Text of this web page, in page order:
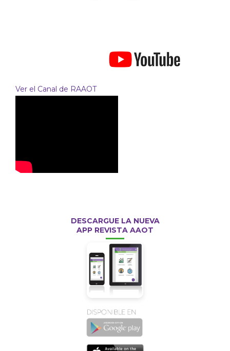
Ver el Canal de RAAOT
DESCARGUE LA NUEVA
APP REVISTA AAOT